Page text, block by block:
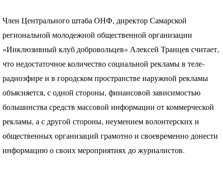
Член Центрального штабаОНФ, директор Самарской
региональной молодежной общественной организации
«Инклюзивный клуб добровольцев» Алексей Транцев считает,
что недостаточное количество социальной рекламы в теле-
радиоэфире и в городском пространстве наружной рекламы
объясняется, с одной стороны, финансовой зависимостью
большинства средств массовой информации от коммерческой
рекламы, а с другой стороны, неумением волонтерских и
общественных организаций грамотно и своевременно донести
информацию о своих мероприятиях до журналистов.